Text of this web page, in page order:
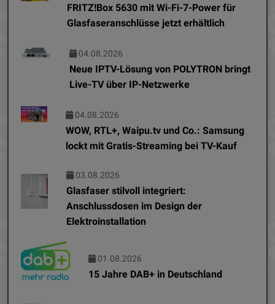
FRITZ!Box 5630 mit Wi-Fi-7-Power für
Glasfaseranschlüsse jetzt erhältlich
04.08.2026
Neue IPTV-Lösung von POLYTRON bringt
Live-TV über IP-Netzwerke
04.08.2026
WOW, RTL+, Waipu.tv und Co.: Samsung
lockt mit Gratis-Streaming bei TV-Kauf
03.08.2026
Glasfaser stilvoll integriert:
Anschlussdosen im Design der
Elektroinstallation
01.08.2026
15 Jahre DAB+ in Deutschland